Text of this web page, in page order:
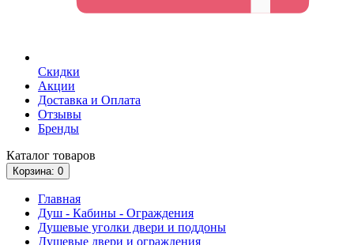
Скидки
Акции
Доставка и Оплата
Отзывы
Бренды
Каталог товаров
Корзина: 0
Главная
Душ - Кабины - Ограждения
Душевые уголки двери и поддоны
Душевые двери и ограждения